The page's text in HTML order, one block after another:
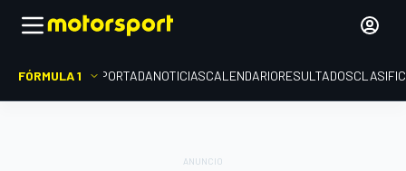
FÓRMULA 1 PORTADANOTICIASCALENDARIORESULTADOS